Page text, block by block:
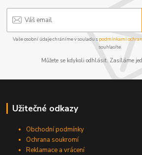
Vaše osobní údaje chráníme v souladu s podmínkami
souhlasíte.
Můžete se kdykoli odhlásit. Zasíláme
Užitečné odkazy
Obchodní podmínky
Ochrana soukromí
Reklamace a vrácení